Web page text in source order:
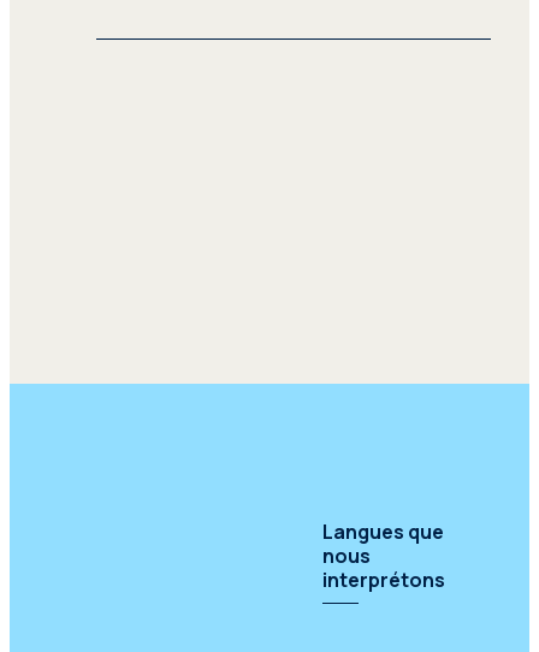
conformes aux normes d’équipement
matériel nécessaire au bon
déroulement de l’événement.
Langues que
nous
interprétons